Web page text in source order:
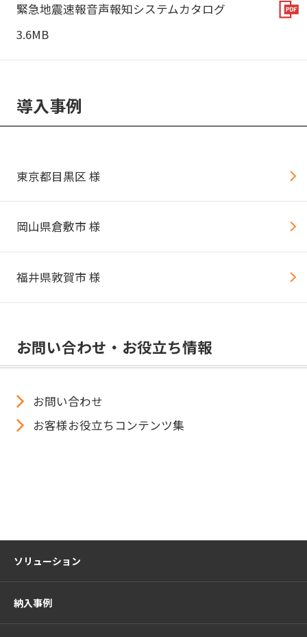
緊急地震速報音声報知システムカタログ
3.6MB
導入事例
東京都目黒区 様
岡山県倉敷市 様
福井県敦賀市 様
お問い合わせ・お役立ち情報
お問い合わせ
お客様お役立ちコンテンツ集
ソリューション
納入事例